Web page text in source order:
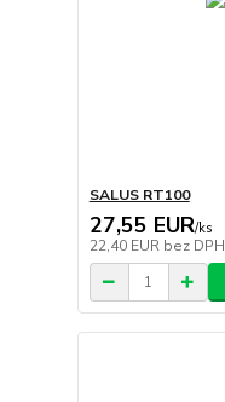
SALUS RT100
27,55 EUR/ks
22,40 EUR bez DPH